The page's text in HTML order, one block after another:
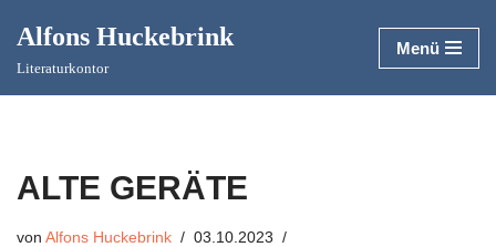
Zum
Alfons Huckebrink
Literaturkontor
Menü
ALTE GERÄTE
von Alfons Huckebrink
03.10.2023